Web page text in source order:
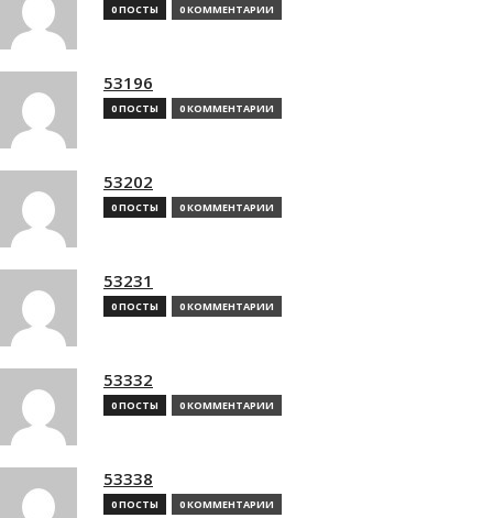
0 ПОСТЫ 0 КОММЕНТАРИИ
53196
0 ПОСТЫ 0 КОММЕНТАРИИ
53202
0 ПОСТЫ 0 КОММЕНТАРИИ
53231
0 ПОСТЫ 0 КОММЕНТАРИИ
53332
0 ПОСТЫ 0 КОММЕНТАРИИ
53338
0 ПОСТЫ 0 КОММЕНТАРИИ